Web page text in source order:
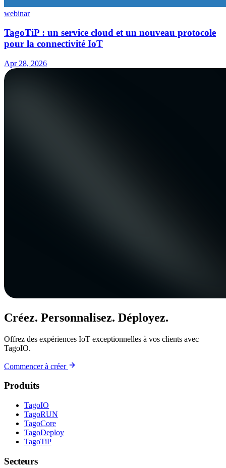
webinar
TagoTiP : un service cloud et un nouveau protocole
pour la connectivité IoT
Apr 28, 2026
Créez. Personnalisez. Déployez.
Offrez des expériences IoT exceptionnelles à vos clients avec
TagoIO.
Commencer à créer
Produits
TagoIO
TagoRUN
TagoCore
TagoDeploy
TagoTiP
Secteurs